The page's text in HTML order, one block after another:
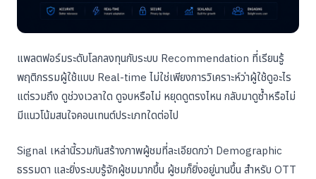
แพลตฟอร์มระดับโลกลงทุนกับระบบ Recommendation ที่เรียนรู้
พฤติกรรมผู้ใช้แบบ Real-time ไม่ใช่เพียงการวิเคราะห์ว่าผู้ใช้ดูอะไร
แต่รวมถึง ดูช่วงเวลาใด ดูจบหรือไม่ หยุดดูตรงไหน กลับมาดูซ้ำหรือไม่
มีแนวโน้มสนใจคอนเทนต์ประเภทใดต่อไป
Signal เหล่านี้รวมกันสร้างภาพผู้ชมที่ละเอียดกว่า Demographic
ธรรมดา และยิ่งระบบรู้จักผู้ชมมากขึ้น ผู้ชมก็ยิ่งอยู่นานขึ้น สำหรับ OTT